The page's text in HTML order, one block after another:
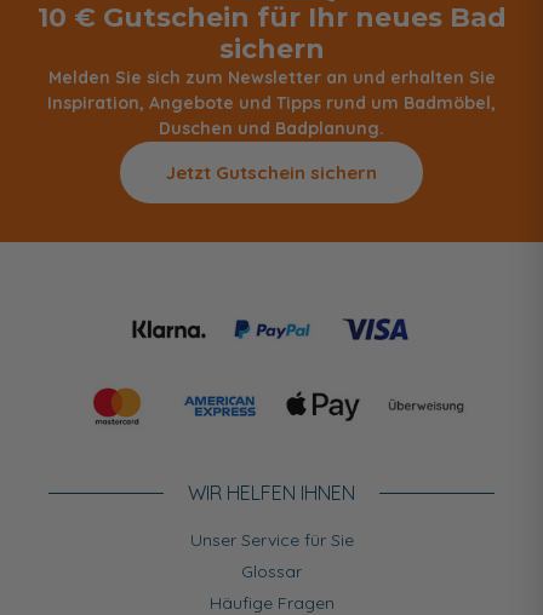
10 € Gutschein für Ihr neues Bad
sichern
Melden Sie sich zum Newsletter an und erhalten Sie
Inspiration, Angebote und Tipps rund um Badmöbel,
Duschen und Badplanung.
Jetzt Gutschein sichern
WIR HELFEN IHNEN
Unser Service für Sie
Glossar
Häufige Fragen